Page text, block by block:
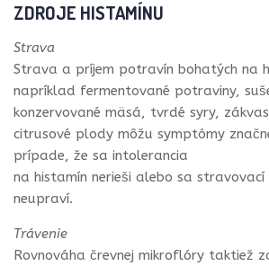
ZDROJE HISTAMÍNU
Strava
Strava a príjem potravín bohatých na
napríklad fermentované potraviny,
konzervované mäsá, tvrdé syry,
citrusové plody môžu symptómy
prípade, že sa intolerancia
na histamín nerieši alebo sa
neupraví.
Trávenie
Rovnováha črevnej mikroflóry taktiež